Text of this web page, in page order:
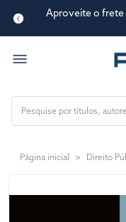
Aproveite o frete
Página inicial > Direito